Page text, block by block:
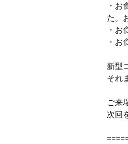
・
た。
・お
・お
新型
それ
ご来
次回